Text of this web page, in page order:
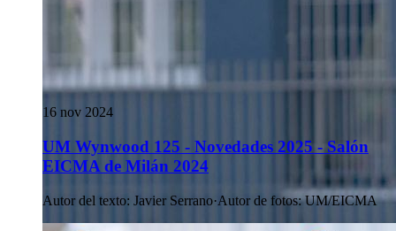
16 nov 2024
UM Wynwood 125 - Novedades 2025 - Salón
EICMA de Milán 2024
Autor del texto: Javier Serrano·Autor de fotos: UM/EICMA